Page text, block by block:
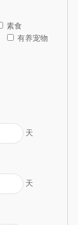
素食
有养宠物
天
天